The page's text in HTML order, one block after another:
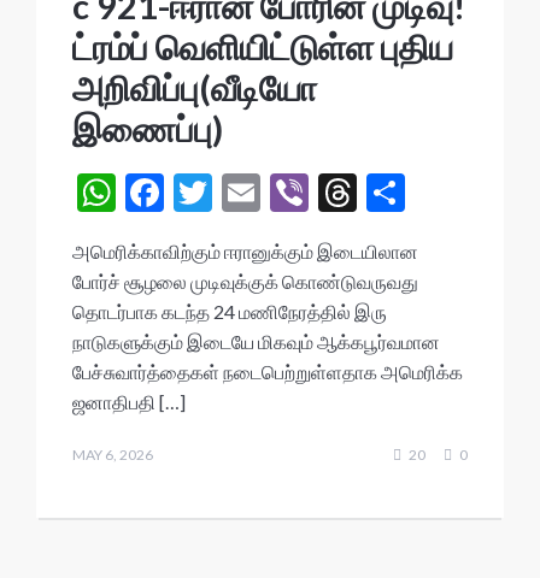
ட்ரம்ப் வெளியிட்டுள்ள புதிய
அறிவிப்பு(வீடியோ
இணைப்பு)
W
at
s
A
p
p
F
e
b
o
o
k
T
itt
er
E
ai
l
Vi
b
er
T
ea
ds
ar
e
அமெரிக்காவிற்கும் ஈரானுக்கும் இடையிலான
போர்ச் சூழலை முடிவுக்குக் கொண்டுவருவது
தொடர்பாக கடந்த 24 மணிநேரத்தில் இரு
நாடுகளுக்கும் இடையே மிகவும் ஆக்கபூர்வமான
பேச்சுவார்த்தைகள் நடைபெற்றுள்ளதாக அமெரிக்க
ஜனாதிபதி […]
MAY 6, 2026 20 0